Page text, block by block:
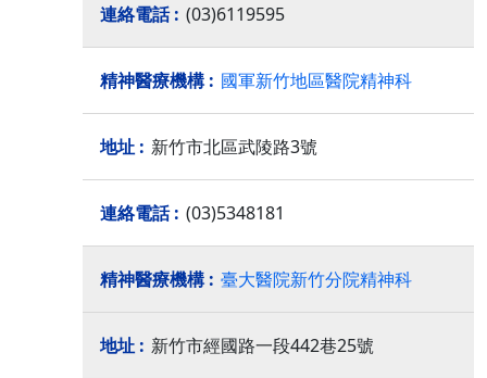
(03)6119595
國軍新竹地區醫院精神科
新竹市北區武陵路3號
(03)5348181
臺大醫院新竹分院精神科
新竹市經國路一段442巷25號